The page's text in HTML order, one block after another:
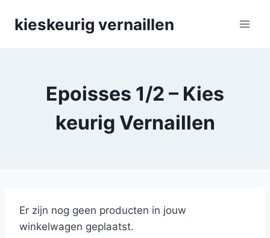
kieskeurig vernaillen
Epoisses 1/2 – Kies
keurig Vernaillen
Er zijn nog geen producten in jouw
winkelwagen geplaatst.